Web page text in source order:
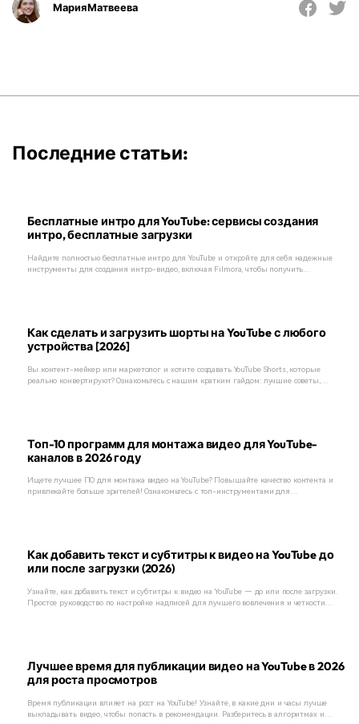
Мария Матвеева
Последние статьи:
Бесплатные интро для YouTube: сервисы создания
интро, бесплатные загрузки
Найдите полностью бесплатные интро для YouTube и откройте для себя надежные
инструменты для создания интро-видео, включая Filmora, чтобы получить
Как сделать и загрузить шорты на YouTube с любого
устройства [2026]
Вы контент-мейкер или маркетолог и хотите создавать YouTube Shorts, которые
реально конвертируют? Ознакомьтесь с нашим кратким гайдом: лучшие советы,
Топ-10 программ для монтажа видео для YouTube-
каналов в 2026 году
Ищете лучшее ПО для монтажа видео на YouTube? Повышайте качество контента и
привлекайте больше зрителей! Ознакомьтесь с топ-инструментами для
Как добавить текст и субтитры к видео на YouTube до
или после загрузки (2026)
Узнайте, как добавить текст и субтитры к видео на YouTube — до или после загрузки.
Простое руководство по настройке надписей для лучшего вовлечения и четкости
Лучшее время для публикации видео на YouTube в 2026
для роста просмотров
Время публикации влияет на рост на YouTube! Узнайте, в какие дни и часы лучше
выкладывать видео, чтобы попасть в рекомендации. Разберитесь в алгоритмах и